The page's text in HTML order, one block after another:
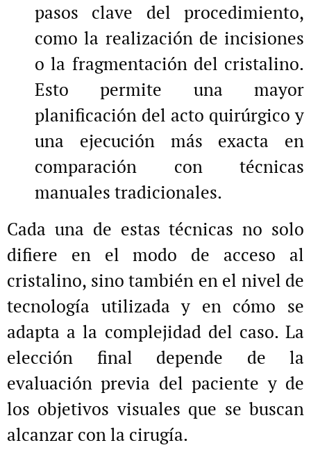
pasos clave del procedimiento,
como la realización de incisiones
o la fragmentación del cristalino.
Esto permite una mayor
planificación del acto quirúrgico y
una ejecución más exacta en
comparación con técnicas
manuales tradicionales.
Cada una de estas técnicas no solo
difiere en el modo de acceso al
cristalino, sino también en el nivel de
tecnología utilizada y en cómo se
adapta a la complejidad del caso. La
elección final depende de la
evaluación previa del paciente y de
los objetivos visuales que se buscan
alcanzar con la cirugía.